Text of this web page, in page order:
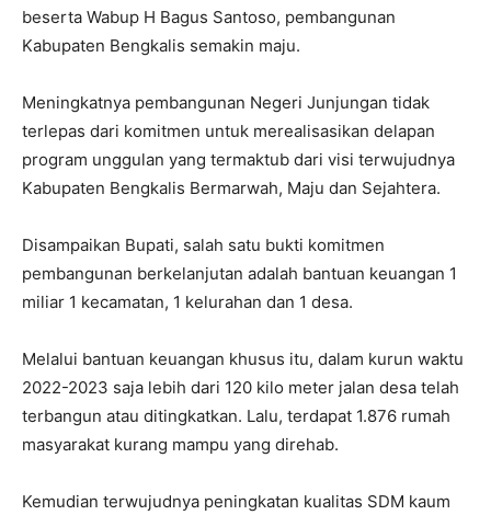
beserta Wabup H Bagus Santoso, pembangunan
Kabupaten Bengkalis semakin maju.
Meningkatnya pembangunan Negeri Junjungan tidak
terlepas dari komitmen untuk merealisasikan delapan
program unggulan yang termaktub dari visi terwujudnya
Kabupaten Bengkalis Bermarwah, Maju dan Sejahtera.
Disampaikan Bupati, salah satu bukti komitmen
pembangunan berkelanjutan adalah bantuan keuangan 1
miliar 1 kecamatan, 1 kelurahan dan 1 desa.
Melalui bantuan keuangan khusus itu, dalam kurun waktu
2022-2023 saja lebih dari 120 kilo meter jalan desa telah
terbangun atau ditingkatkan. Lalu, terdapat 1.876 rumah
masyarakat kurang mampu yang direhab.
Kemudian terwujudnya peningkatan kualitas SDM kaum